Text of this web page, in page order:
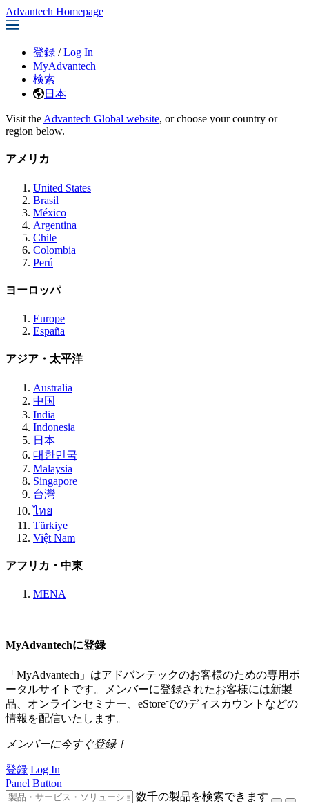
Advantech Homepage
登録 / Log In
MyAdvantech
検索
日本
Visit the Advantech Global website, or choose your country or
region below.
アメリカ
United States
Brasil
México
Argentina
Chile
Colombia
Perú
ヨーロッパ
Europe
España
アジア・太平洋
Australia
中国
India
Indonesia
日本
대한민국
Malaysia
Singapore
台灣
ไทย
Türkiye
Việt Nam
アフリカ・中東
MENA
MyAdvantechに登録
「MyAdvantech」はアドバンテックのお客様のための専用ポ
ータルサイトです。メンバーに登録されたお客様には新製
品、オンラインセミナー、eStoreでのディスカウントなどの
情報を配信いたします。
メンバーに今すぐ登録！
登録 Log In
Panel Button
数千の製品を検索できます